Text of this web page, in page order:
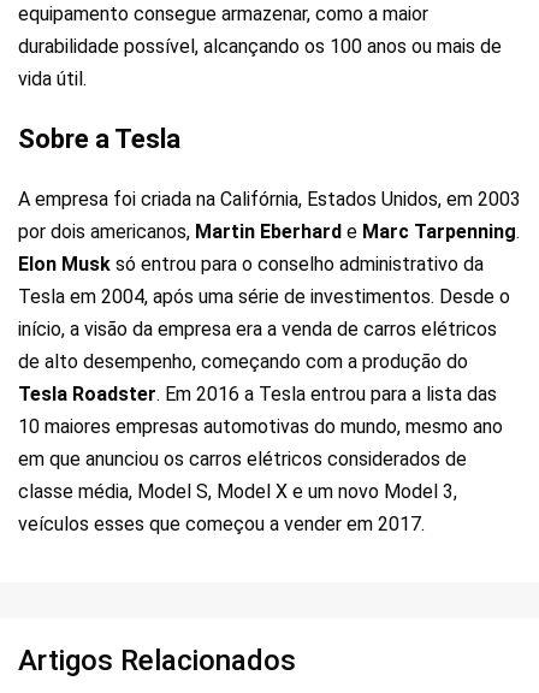
equipamento consegue armazenar, como a maior
durabilidade possível, alcançando os 100 anos ou mais de
vida útil.
Sobre a Tesla
A empresa foi criada na Califórnia, Estados Unidos, em 2003
por dois americanos, Martin Eberhard e Marc Tarpenning.
Elon Musk só entrou para o conselho administrativo da
Tesla em 2004, após uma série de investimentos. Desde o
início, a visão da empresa era a venda de carros elétricos
de alto desempenho, começando com a produção do
Tesla Roadster. Em 2016 a Tesla entrou para a lista das
10 maiores empresas automotivas do mundo, mesmo ano
em que anunciou os carros elétricos considerados de
classe média, Model S, Model X e um novo Model 3,
veículos esses que começou a vender em 2017.
Artigos Relacionados